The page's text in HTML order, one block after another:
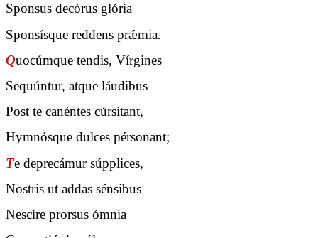
Sponsus decórus glória
Sponsísque reddens prǽmia.
Quocúmque tendis, Vírgines
Sequúntur, atque láudibus
Post te canéntes cúrsitant,
Hymnósque dulces pérsonant;
Te deprecámur súpplices,
Nostris ut addas sénsibus
Nescíre prorsus ómnia